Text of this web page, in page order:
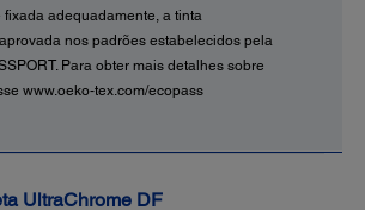
adequadamente, a tinta
nos padrões estabelecidos pela
Para obter mais detalhes sobre
www.oeko-tex.com/ecopass
UltraChrome DF